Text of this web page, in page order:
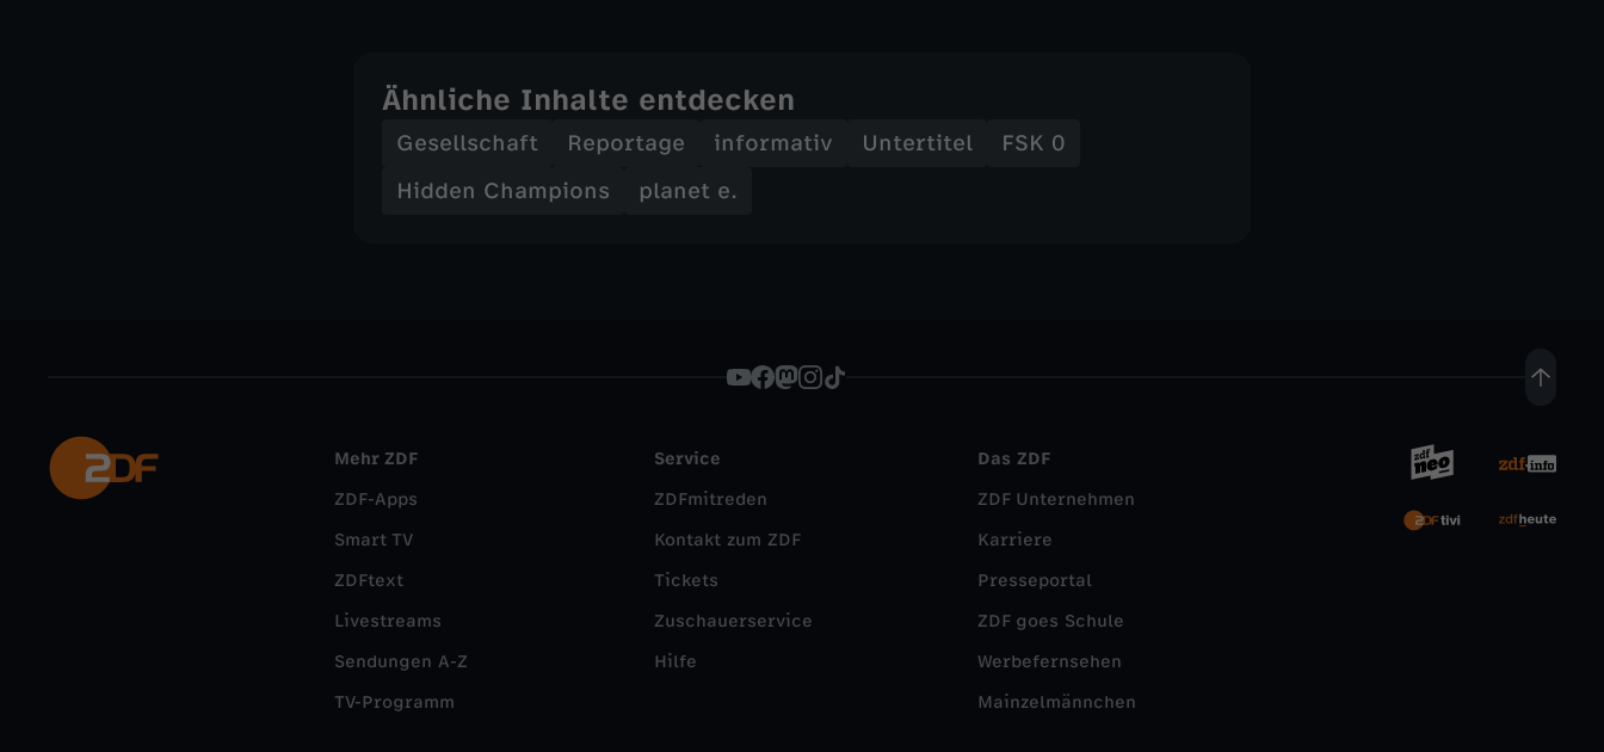
Ähnliche Inhalte entdecken
Gesellschaft Reportage informativ Untertitel
FSK 0
Hidden Champions
planet e.
Mehr ZDF
ZDF-Apps
Smart TV
ZDFtext
Livestreams
Sendungen A-Z
TV-Programm
Service
ZDFmitreden
Kontakt zum ZDF
Tickets
Zuschauerservice
Hilfe
Das ZDF
ZDF Unternehmen
Karriere
Presseportal
ZDF goes Schule
Werbefernsehen
Mainzelmännchen